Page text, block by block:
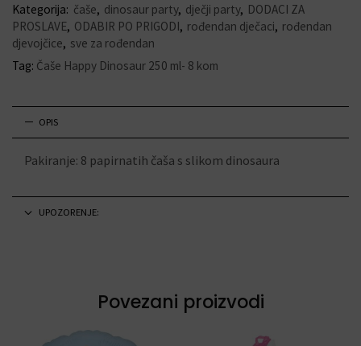
Kategorija: čaše, dinosaur party, dječji party, DODACI ZA
PROSLAVE, ODABIR PO PRIGODI, rođendan dječaci, rođendan
djevojčice, sve za rođendan
Tag: Čaše Happy Dinosaur 250 ml- 8 kom
OPIS
Pakiranje: 8 papirnatih čaša s slikom dinosaura
UPOZORENJE:
Povezani proizvodi